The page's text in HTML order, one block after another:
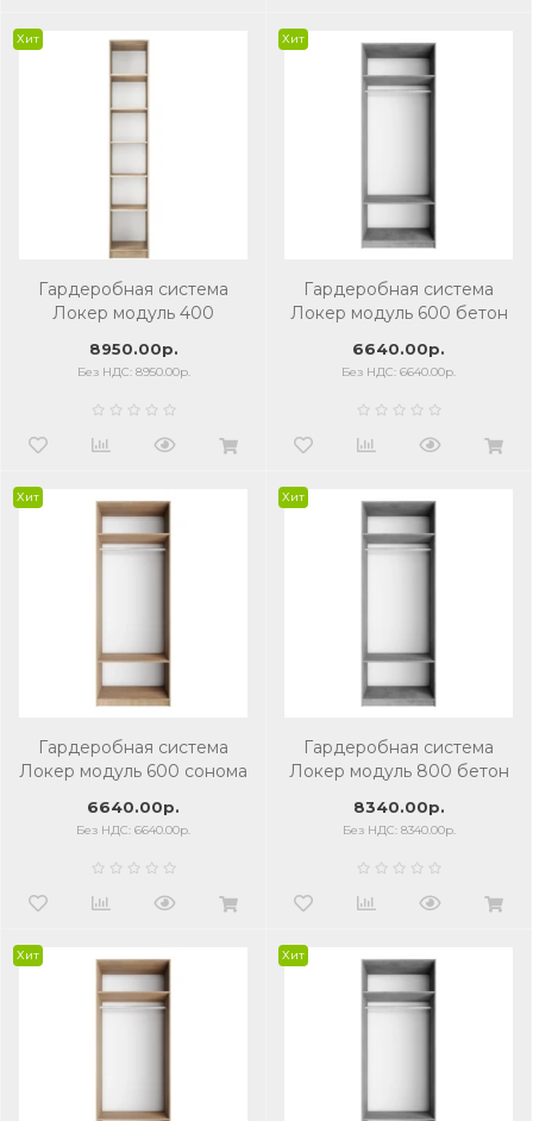
Хит
Гардеробная система
Локер модуль 400
8950.00р.
Без НДС: 8950.00р.
Хит
Гардеробная система
Локер модуль 600 бетон
6640.00р.
Без НДС: 6640.00р.
Хит
Гардеробная система
Локер модуль 600 сонома
6640.00р.
Без НДС: 6640.00р.
Хит
Гардеробная система
Локер модуль 800 бетон
8340.00р.
Без НДС: 8340.00р.
Хит Хит